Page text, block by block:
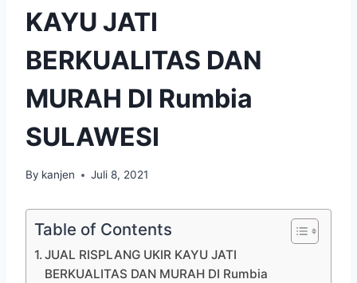
KAYU JATI
BERKUALITAS DAN
MURAH DI Rumbia
SULAWESI
By kanjen Juli 8, 2021
Table of Contents
JUAL RISPLANG UKIR KAYU JATI
BERKUALITAS DAN MURAH DI Rumbia